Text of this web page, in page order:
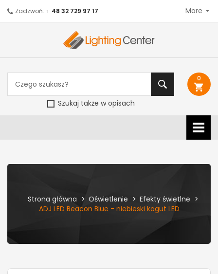
Szukaj także w opisach
0
shopping_cart
Zadzwoń: + 48 32 729 97 17 More
Strona główna Oświetlenie
Efekty świetlne
ADJ LED Beacon Blue - niebieski kogut LED